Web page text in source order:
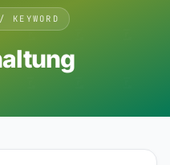
KEYWORD